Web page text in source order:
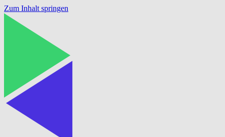
Zum Inhalt springen